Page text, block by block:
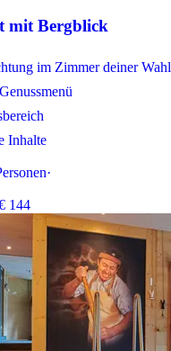
mit Bergblick
im Zimmer deiner Wahl
Inhalte
·
144